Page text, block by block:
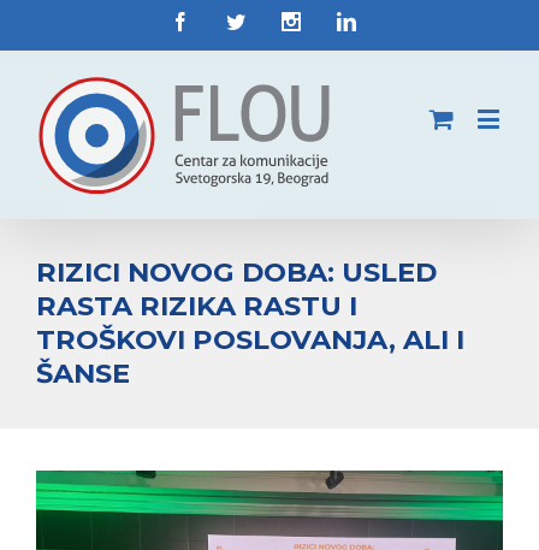
RIZICI NOVOG DOBA: USLED
RASTA RIZIKA RASTU I
TROŠKOVI POSLOVANJA, ALI I
ŠANSE